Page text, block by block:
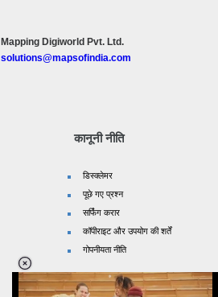
Mapping Digiworld Pvt. Ltd.
solutions@mapsofindia.com
कानूनी नीति
डिस्क्लेमर
पूछे गए प्रश्न
सर्फिंग करार
कॉपीराइट और उपयोग की शर्तें
गोपनीयता नीति